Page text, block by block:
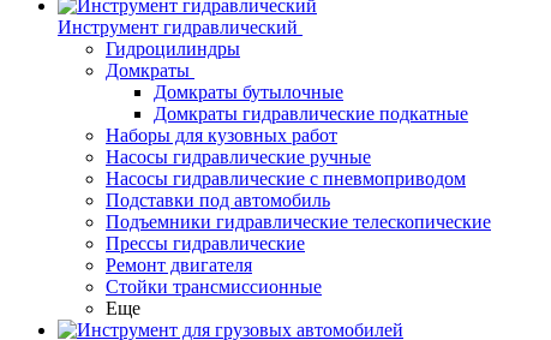
Инструмент гидравлический
Гидроцилиндры
Домкраты
Домкраты бутылочные
Домкраты гидравлические подкатные
Наборы для кузовных работ
Насосы гидравлические ручные
Насосы гидравлические с пневмоприводом
Подставки под автомобиль
Подъемники гидравлические телескопические
Прессы гидравлические
Ремонт двигателя
Стойки трансмиссионные
Еще